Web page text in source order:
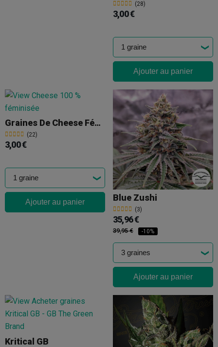
(28)
3,00 €
Ajouter au panier
Graines De Cheese Féminisées En Vrac
(22)
3,00 €
Ajouter au panier Blue Zushi
(3)
35,96 €
39,95 € -10%
Ajouter au panier
Kritical GB